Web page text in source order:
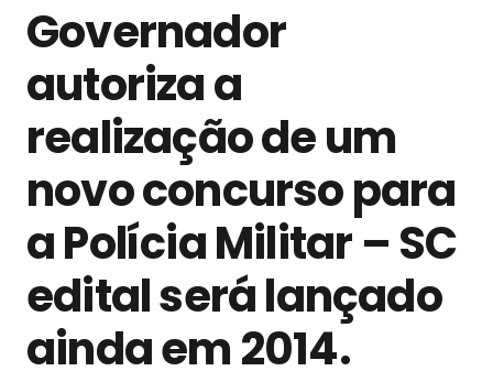
Governador
autoriza a
realização de um
novo concurso para
a Polícia Militar – SC
edital será lançado
ainda em 2014.